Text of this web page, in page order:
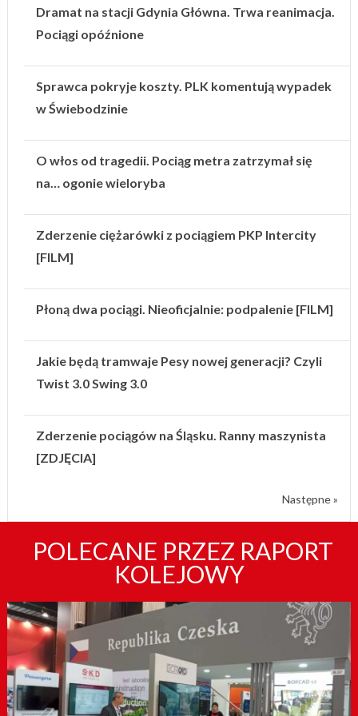
Dramat na stacji Gdynia Główna. Trwa reanimacja.
Pociągi opóźnione
Sprawca pokryje koszty. PLK komentują wypadek
w Świebodzinie
O włos od tragedii. Pociąg metra zatrzymał się
na… ogonie wieloryba
Zderzenie ciężarówki z pociągiem PKP Intercity
[FILM]
Płoną dwa pociągi. Nieoficjalnie: podpalenie [FILM]
Jakie będą tramwaje Pesy nowej generacji? Czyli
Twist 3.0 Swing 3.0
Zderzenie pociągów na Śląsku. Ranny maszynista
[ZDJĘCIA]
Następne »
POLECANE PRZEZ RAPORT
KOLEJOWY